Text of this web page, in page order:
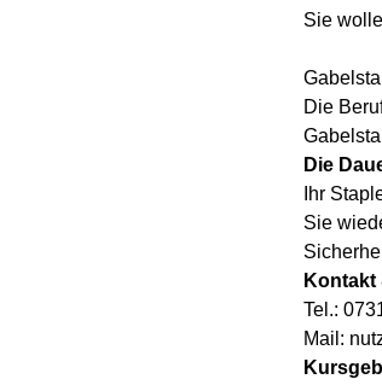
Sie
Die
Die
Ihr
Sie
Kontakt
Tel.:
Mail: